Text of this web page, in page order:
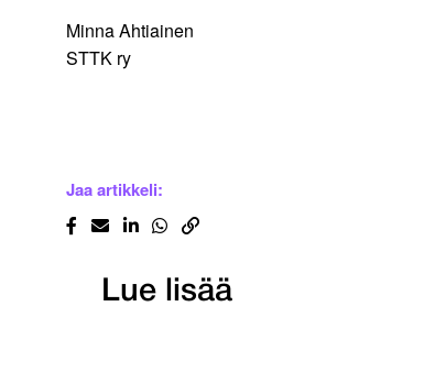
Minna Ahtiainen
STTK ry
Jaa artikkeli:
Lue lisää